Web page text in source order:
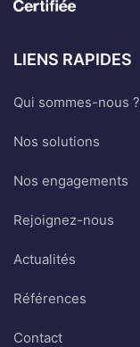
LIENS RAPIDES
Qui sommes-nous ?
Nos solutions
Nos engagements
Rejoignez-nous
Actualités
Références
Contact